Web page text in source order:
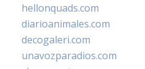
hellonquads.com
diarioanimales.com
decogaleri.com
unavozparadios.com